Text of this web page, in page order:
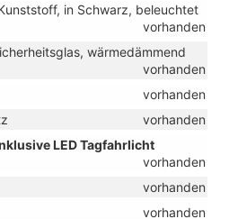
in Schwarz, beleuchtet
vorhanden
wärmedämmend
vorhanden
vorhanden
vorhanden
LED Tagfahrlicht
vorhanden
vorhanden
vorhanden